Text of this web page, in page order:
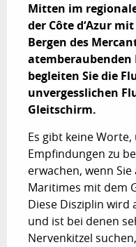
Mitten im
der Côte d‘Azur
Bergen des
begleiten Sie die
unvergesslichen
Gleitschirm.
Es gibt keine
Empfindungen zu
erwachen, wenn
Maritimes mit dem
Diese Disziplin
und ist bei denen
Nervenkitzel